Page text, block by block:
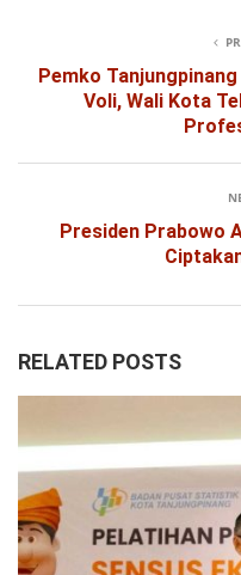
Pemko
Voli, Wali Kota
Presiden Prabowo
RELATED POSTS